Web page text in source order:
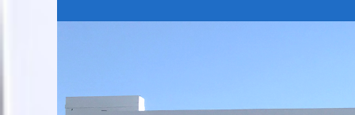
korxonasi”
“Buxoro